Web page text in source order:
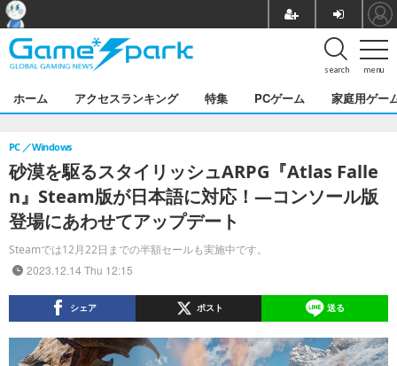
menu
search
ホーム アクセスランキング 特集 PCゲーム 家庭用ゲー
砂漠を駆るスタイリッシュARPG『Atlas Falle
n』Steam版が日本語に対応！―コンソール版
登場にあわせてアップデート
Steamでは12月22日までの半額セールも実施中です。
PC Windows
2023.12.14 Thu 12:15
シェア ポスト 送る